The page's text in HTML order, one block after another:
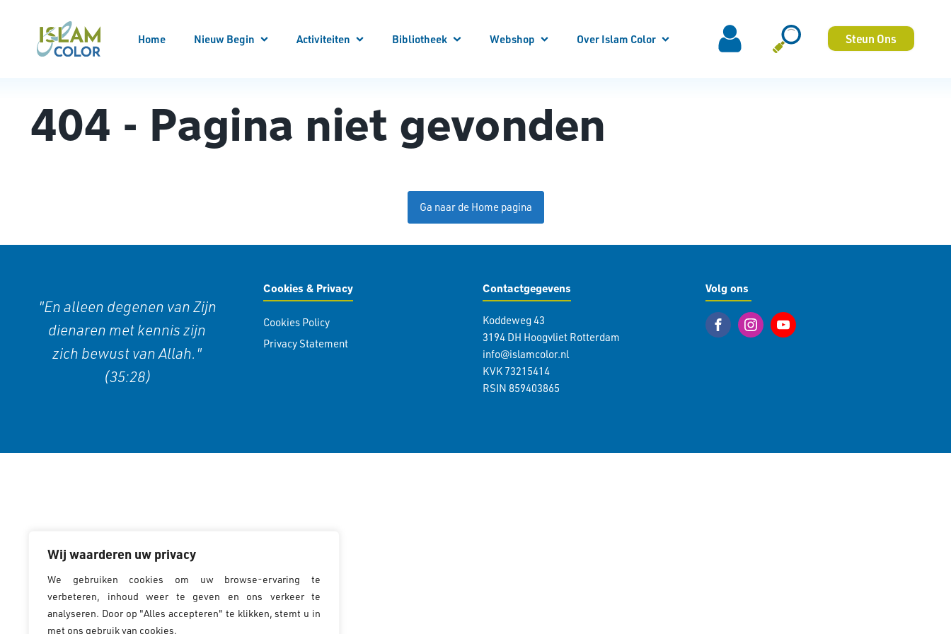
Wij waarderen uw privacy
We gebruiken cookies om uw browse-ervaring te
verbeteren, inhoud weer te geven en ons verkeer te
analyseren. Door op "Alles accepteren" te klikken, stemt u in
met ons gebruik van cookies.
Home Nieuw Begin
Kennis opdoen
Bekeren
Begeleid worden
Begeleider worden
Locatie bezoeken
Activiteiten Bibliotheek
Bibliotheek Overzicht
Artikelen
Webshop Over Islam Color
ANBI
Steun Ons
Vacatures
Steun Ons
404 - Pagina niet gevonden
Ga naar de Home pagina
"En alleen degenen van Zijn
dienaren met kennis zijn
zich bewust van Allah."
(35:28)
Cookies & Privacy
Cookies Policy
Privacy Statement
Contactgegevens
Koddeweg 43
3194 DH Hoogvliet Rotterdam
info@islamcolor.nl
KVK 73215414
RSIN 859403865
Volg ons